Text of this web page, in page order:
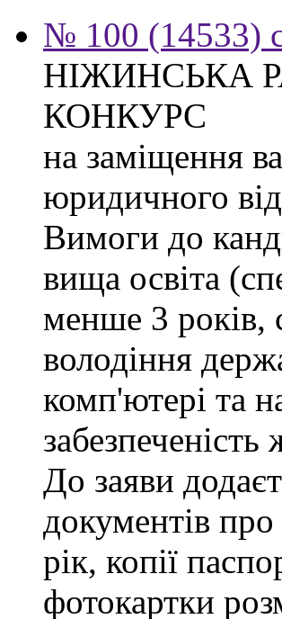
№ 100 (14533)
НІЖИНСЬКА
КОНКУРС
на заміщення
юридичного
Вимоги до
вища освіта
менше 3 років,
володіння
комп'ютері та
До заяви
документів
рік, копії
фотокартки